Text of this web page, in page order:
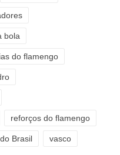
bola
do flamengo
reforços do flamengo
Brasil vasco